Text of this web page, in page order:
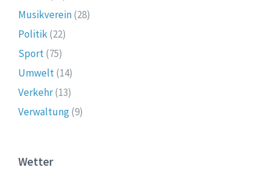
Musikverein(28)
Politik(22)
Sport(75)
Umwelt(14)
Verkehr(13)
Verwaltung(9)
Wetter